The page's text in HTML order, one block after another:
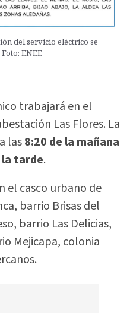
del servicio eléctrico se
ENEE
trabajará en el
Las Flores. La
las8:20 de la mañana
la tarde.
el casco urbano de
barrio Brisas del
barrio Las Delicias,
Mejicapa, colonia